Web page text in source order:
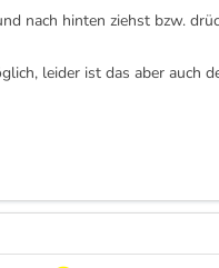
nach hinten ziehst bzw.
leider ist das aber auch